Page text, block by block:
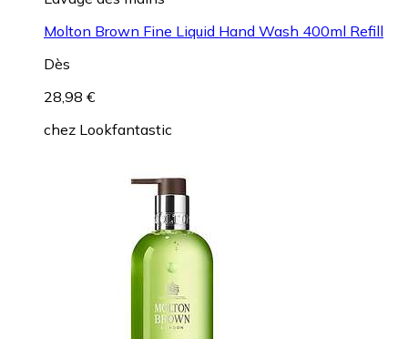
Molton Brown Fine Liquid Hand Wash 400ml Refill
Dès
28,98 €
chez Lookfantastic